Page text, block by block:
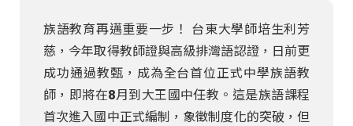
族語教育再邁重要一步！ 台東大學師培生利芳
慈，今年取得教師證與高級排灣語認證，日前更
成功通過教甄，成為全台首位正式中學族語教
師，即將在8月到大王國中任教。這是族語課程
首次進入國中正式編制，象徵制度化的突破，但